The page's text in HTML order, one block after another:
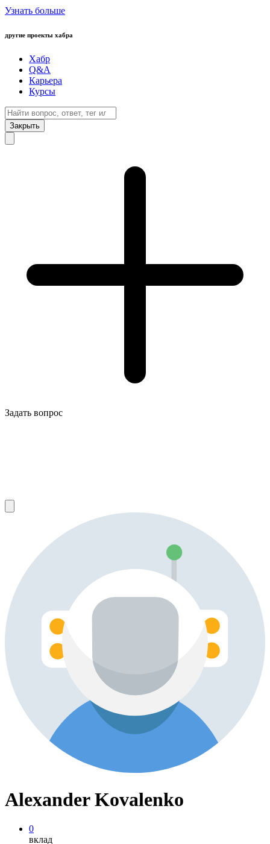
Узнать больше
другие проекты хабра
Хабр
Q&A
Карьера
Курсы
Закрыть
Задать вопрос
Alexander Kovalenko
0
вклад